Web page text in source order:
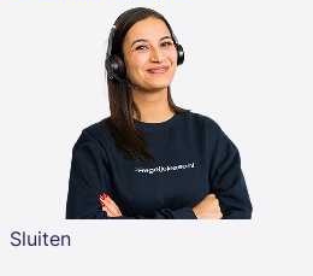
Sluiten